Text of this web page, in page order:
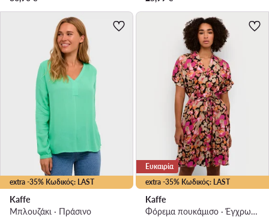
extra -35% Κωδικός: LAST
Kaffe
Μπλουζάκι · Πράσινο
extra -35% Κωδικός: LAST
Ευκαιρία
Kaffe
Φόρεμα πουκάμισο · Έγχρωμο · Mini